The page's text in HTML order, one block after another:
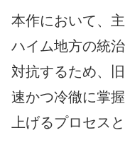
本作において、
ハイム地方の統
対抗するため、
速かつ冷徹に掌
上げるプロセス